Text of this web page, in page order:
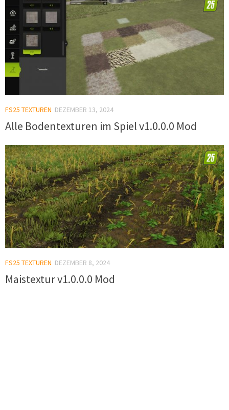
FS25 TEXTUREN DEZEMBER 13, 2024
Alle Bodentexturen im Spiel v1.0.0.0 Mod
FS25 TEXTUREN DEZEMBER 8, 2024
Maistextur v1.0.0.0 Mod